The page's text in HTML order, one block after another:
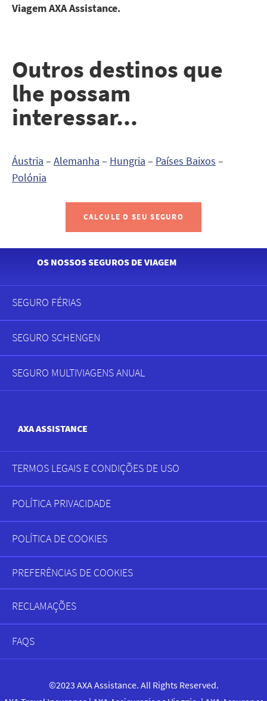
Viagem AXA Assistance.
Outros destinos que
lhe possam
interessar...
Áustria – Alemanha – Hungria – Países Baixos –
Polónia
CALCULE O SEU SEGURO
OS NOSSOS SEGUROS DE VIAGEM
Menu
de
rodapé
SEGURO FÉRIAS
SEGURO SCHENGEN
SEGURO MULTIVIAGENS ANUAL
AXA ASSISTANCE
AXA
ASSISTANCE
TERMOS LEGAIS E CONDIÇÕES DE USO
POLÍTICA PRIVACIDADE
POLÍTICA DE COOKIES
PREFERÊNCIAS DE COOKIES
RECLAMAÇÕES
FAQS
©2023 AXA Assistance. All Rights Reserved.